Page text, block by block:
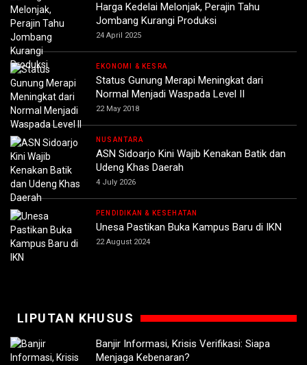
Harga Kedelai Melonjak, Perajin Tahu
Jombang Kurangi Produksi
24 April 2025
EKONOMI & KESRA
Status Gunung Merapi Meningkat dari
Normal Menjadi Waspada Level II
22 May 2018
NUSANTARA
ASN Sidoarjo Kini Wajib Kenakan Batik dan
Udeng Khas Daerah
4 July 2026
PENDIDIKAN & KESEHATAN
Unesa Pastikan Buka Kampus Baru di IKN
22 August 2024
LIPUTAN KHUSUS
Banjir Informasi, Krisis Verifikasi: Siapa
Menjaga Kebenaran?